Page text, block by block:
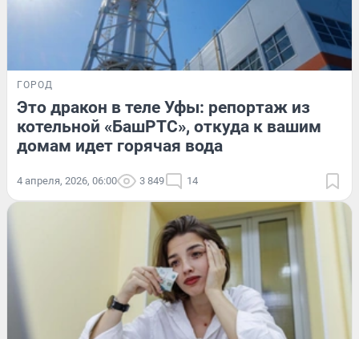
ГОРОД
Это дракон в теле Уфы: репортаж из
котельной «БашРТС», откуда к вашим
домам идет горячая вода
4 апреля, 2026, 06:00 3 849 14